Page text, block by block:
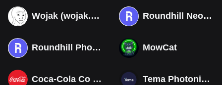
Wojak (wojak.art) Roundhill Neocloud ETF (Derivatives)
Roundhill Photonics & Optics ETF (Derivatives) MowCat
Coca-Cola Co (Derivatives) Tema Photonics & Optical ETF